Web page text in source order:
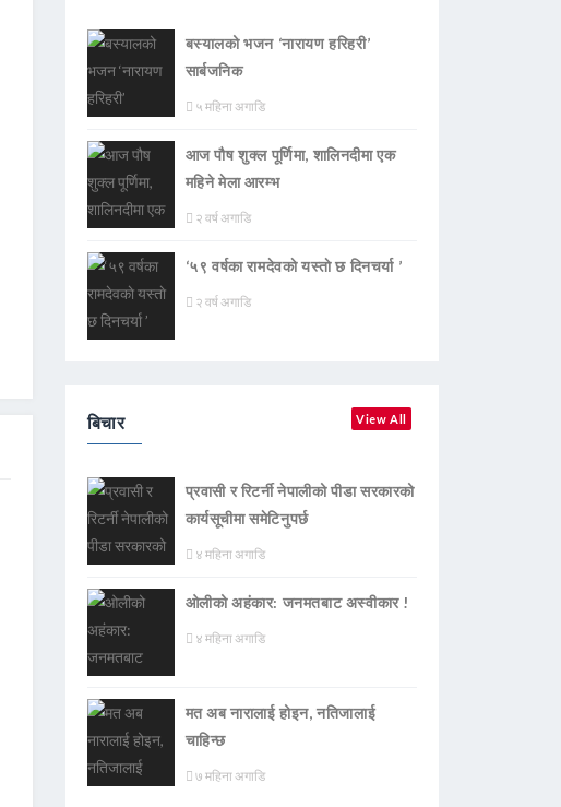
बस्यालको भजन ‘नारायण हरिहरी’
सार्बजनिक
५ महिना अगाडि
आज पौष शुक्ल पूर्णिमा, शालिनदीमा एक
महिने मेला आरम्भ
२ वर्ष अगाडि
‘५९ वर्षका रामदेवकाे यस्ताे छ दिनचर्या ’
२ वर्ष अगाडि
बिचार View All
प्रवासी र रिटर्नी नेपालीको पीडा सरकारको
कार्यसूचीमा समेटिनुपर्छ
४ महिना अगाडि
ओलीको अहंकार: जनमतबाट अस्वीकार !
४ महिना अगाडि
मत अब नारालाई होइन, नतिजालाई
चाहिन्छ
७ महिना अगाडि